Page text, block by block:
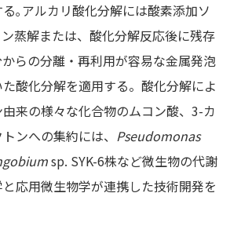
｡アルカリ酸化分解には酸素添加ソ
蒸解または、酸化分解反応後に残存
らの分離・再利用が容易な金属発泡
酸化分解を適用する。酸化分解によ
来の様々な化合物のムコン酸、3-カ
ンへの集約には、 Pseudomonas
sp. SYK-6株など微生物の代謝
応用微生物学が連携した技術開発を